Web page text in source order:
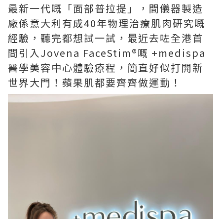
最新一代嘅「面部普拉提」，間儀器製造
廠係意大利有成40年物理治療肌肉研究嘅
經驗，聽完都想試一試，最近去咗全港首
間引入Jovena FaceStim®️嘅 +medispa
醫學美容中心體驗療程，簡直好似打開新
世界大門！蘋果肌都要齊齊做運動！